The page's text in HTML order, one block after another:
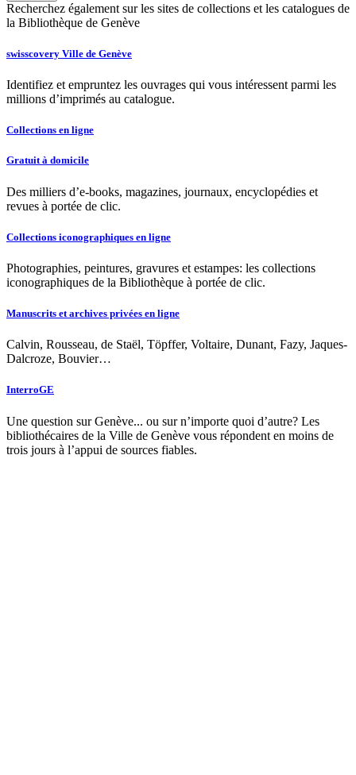
Recherchez également sur les sites de collections et les catalogues de
la Bibliothèque de Genève
swisscovery Ville de Genève
Identifiez et empruntez les ouvrages qui vous intéressent parmi les
millions d’imprimés au catalogue.
Collections en ligne
Gratuit à domicile
Des milliers d’e-books, magazines, journaux, encyclopédies et
revues à portée de clic.
Collections iconographiques en ligne
Photographies, peintures, gravures et estampes: les collections
iconographiques de la Bibliothèque à portée de clic.
Manuscrits et archives privées en ligne
Calvin, Rousseau, de Staël, Töpffer, Voltaire, Dunant, Fazy, Jaques-
Dalcroze, Bouvier…
InterroGE
Une question sur Genève... ou sur n’importe quoi d’autre? Les
bibliothécaires de la Ville de Genève vous répondent en moins de
trois jours à l’appui de sources fiables.